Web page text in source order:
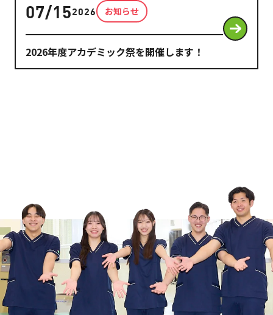
07/152026 お知らせ
2026年度アカデミック祭を開催します！